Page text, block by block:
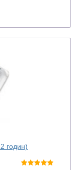
годин)